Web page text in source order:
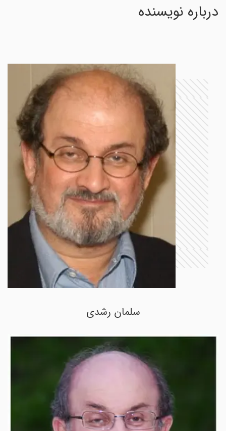
درباره نویسنده
سلمان رشدی